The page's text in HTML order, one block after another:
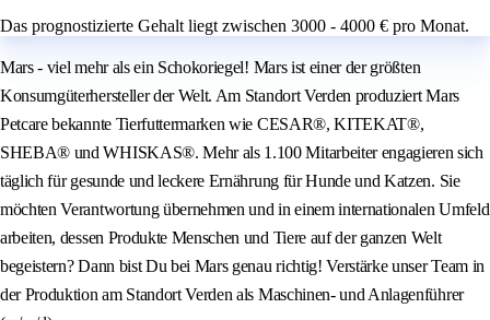
Das prognostizierte Gehalt liegt zwischen 3000 - 4000 € pro Monat.
Mars - viel mehr als ein Schokoriegel! Mars ist einer der größten
Konsumgüterhersteller der Welt. Am Standort Verden produziert Mars
Petcare bekannte Tierfuttermarken wie CESAR®, KITEKAT®,
SHEBA® und WHISKAS®. Mehr als 1.100 Mitarbeiter engagieren sich
täglich für gesunde und leckere Ernährung für Hunde und Katzen. Sie
möchten Verantwortung übernehmen und in einem internationalen Umfeld
arbeiten, dessen Produkte Menschen und Tiere auf der ganzen Welt
begeistern? Dann bist Du bei Mars genau richtig! Verstärke unser Team in
der Produktion am Standort Verden als Maschinen- und Anlagenführer